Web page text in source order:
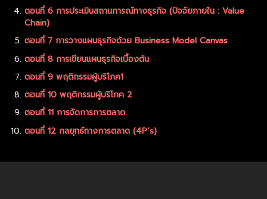
ตอนที่ 6 การประเมินสถานการณ์ทางธุรกิจ (ปัจจัยภายใน : Value
Chain)
ตอนที่ 7 การวางแผนธุรกิจด้วย Business Model Canvas
ตอนที่ 8 การเขียนแผนธุรกิจเบื้องต้น
ตอนที่ 9 พฤติกรรมผู้บริโภค1
ตอนที่ 10 พฤติกรรมผู้บริโภค 2
ตอนที่ 11 การจัดการการตลาด
ตอนที่ 12 กลยุทธ์ทางการตลาด (4P’s)